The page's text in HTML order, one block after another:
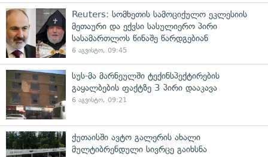
Reuters: სომხეთის სამოციქულო ეკლესიის
მეთაური და ექვსი სასულიერო პირი
სასამართლოს წინაშე წარდგებიან
6 აგვისტო, 09:45
სუს-მა მარნეულში ტექინსპექტირების
გაყალბების ფაქტზე 3 პირი დააკავა
6 აგვისტო, 09:21
ქუთაისში ავტო გალერის ახალი
მულტიბრენდული სივრცე გაიხსნა